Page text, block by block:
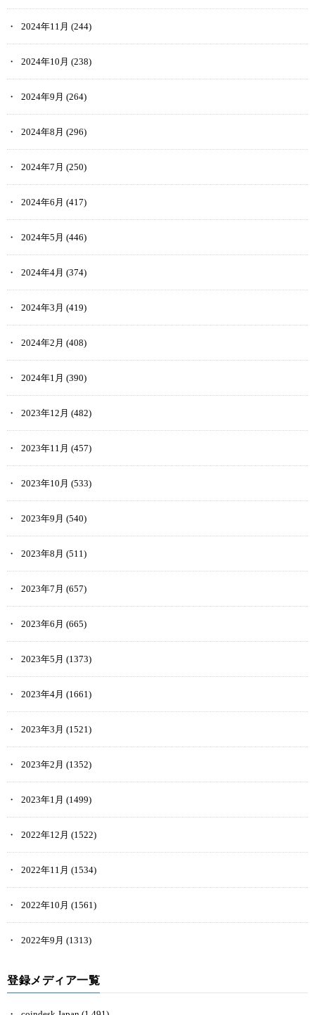
2024年11月 (244)
2024年10月 (238)
2024年9月 (264)
2024年8月 (296)
2024年7月 (250)
2024年6月 (417)
2024年5月 (446)
2024年4月 (374)
2024年3月 (419)
2024年2月 (408)
2024年1月 (390)
2023年12月 (482)
2023年11月 (457)
2023年10月 (533)
2023年9月 (540)
2023年8月 (511)
2023年7月 (657)
2023年6月 (665)
2023年5月 (1373)
2023年4月 (1661)
2023年3月 (1521)
2023年2月 (1352)
2023年1月 (1499)
2022年12月 (1522)
2022年11月 (1534)
2022年10月 (1561)
2022年9月 (1313)
登録メディア一覧